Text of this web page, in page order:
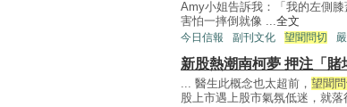
Amy小姐告訴我：「我的左側
害怕一摔倒就像 ...全文
今日信報 副刊文化 望聞問切
新股熱潮南柯夢 押注「賭
... 醫生此概念也太超前， 望聞
股上市遇上股市氣氛低迷，就落